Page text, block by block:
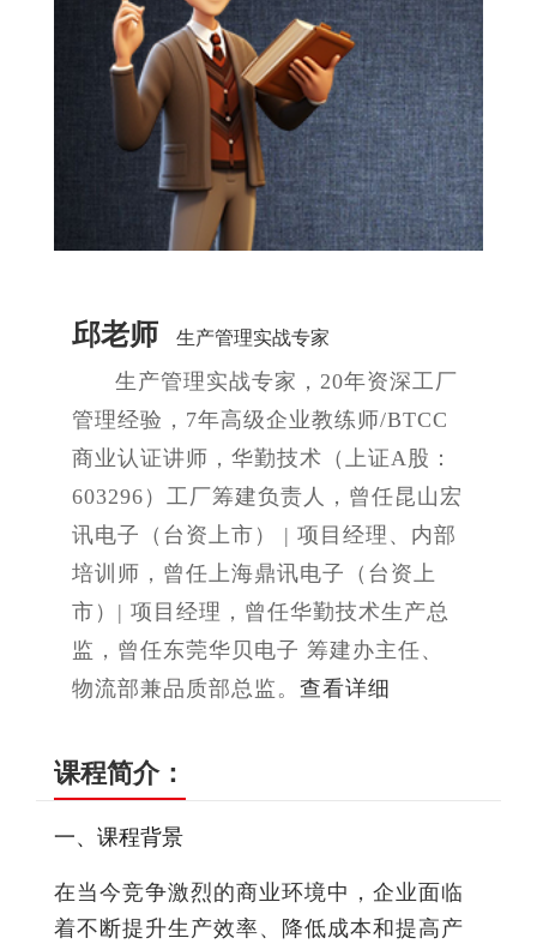
邱老师 生产管理实战专家
生产管理实战专家，20年资深工厂
管理经验，7年高级企业教练师/BTCC
商业认证讲师，华勤技术（上证A股：
603296）工厂筹建负责人，曾任昆山宏
讯电子（台资上市） | 项目经理、内部
培训师，曾任上海鼎讯电子（台资上
市）| 项目经理，曾任华勤技术生产总
监，曾任东莞华贝电子 筹建办主任、
物流部兼品质部总监。 查看详细
课程简介：
一、课程背景
在当今竞争激烈的商业环境中，企业面临
着不断提升生产效率、降低成本和提高产